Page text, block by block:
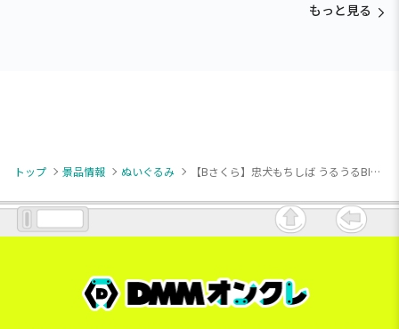
もっと見る
トップ 景品情報 ぬいぐるみ 【Bさくら】忠犬もちしば うるうるBIGぬいぐるみ